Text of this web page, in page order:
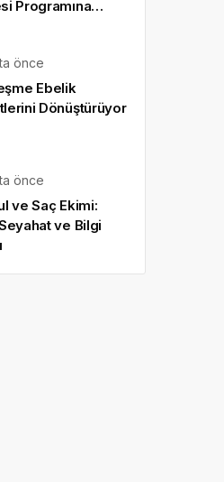
Programına
önce
Ebelik
Dönüştürüyor
önce
ve Saç Ekimi:
ve Bilgi